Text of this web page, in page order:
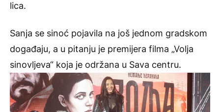
lica.
Sanja se sinoć pojavila na još jednom gradskom
događaju, a u pitanju je premijera filma „Volja
sinovljeva“ koja je održana u Sava centru.